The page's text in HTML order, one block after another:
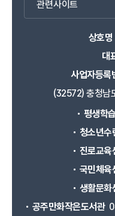
관련사이트
상호명
대
사업자등록
(32572) 충청남
평생학
청소년수
진로교육
국민체육
생활문화
공주만화작은도서관